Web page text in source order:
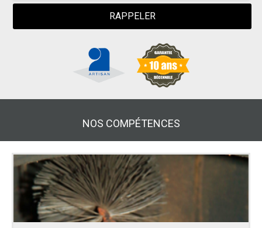
NOS COMPÉTENCES